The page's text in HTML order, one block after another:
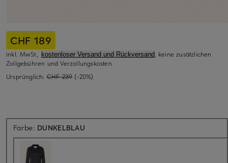
CHF 189
inkl. MwSt., kostenloser Versand und Rückversand, keine zusätzlichen
Zollgebühren und Verzollungskosten
Ursprünglich: CHF 239 (-20%)
Farbe: DUNKELBLAU